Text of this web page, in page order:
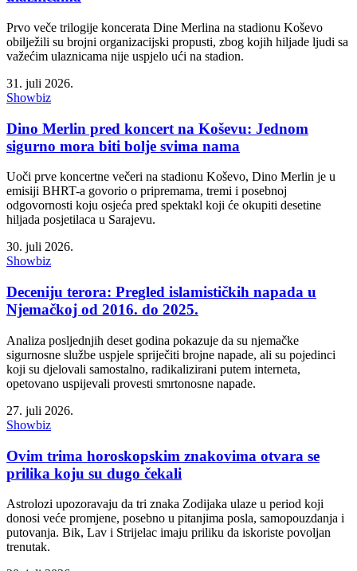
Prvo veče trilogije koncerata Dine Merlina na stadionu Koševo
obilježili su brojni organizacijski propusti, zbog kojih hiljade ljudi sa
važećim ulaznicama nije uspjelo ući na stadion.
31. juli 2026.
Showbiz
Dino Merlin pred koncert na Koševu: Jednom
sigurno mora biti bolje svima nama
Uoči prve koncertne večeri na stadionu Koševo, Dino Merlin je u
emisiji BHRT-a govorio o pripremama, tremi i posebnoj
odgovornosti koju osjeća pred spektakl koji će okupiti desetine
hiljada posjetilaca u Sarajevu.
30. juli 2026.
Showbiz
Deceniju terora: Pregled islamističkih napada u
Njemačkoj od 2016. do 2025.
Analiza posljednjih deset godina pokazuje da su njemačke
sigurnosne službe uspjele spriječiti brojne napade, ali su pojedinci
koji su djelovali samostalno, radikalizirani putem interneta,
opetovano uspijevali provesti smrtonosne napade.
27. juli 2026.
Showbiz
Ovim trima horoskopskim znakovima otvara se
prilika koju su dugo čekali
Astrolozi upozoravaju da tri znaka Zodijaka ulaze u period koji
donosi veće promjene, posebno u pitanjima posla, samopouzdanja i
putovanja. Bik, Lav i Strijelac imaju priliku da iskoriste povoljan
trenutak.